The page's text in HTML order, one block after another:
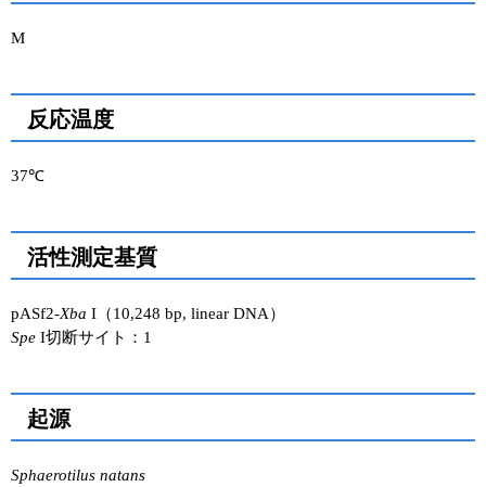
M
反応温度
37℃
活性測定基質
pASf2-Xba I（10,248 bp, linear DNA）
Spe I切断サイト：1
起源
Sphaerotilus natans